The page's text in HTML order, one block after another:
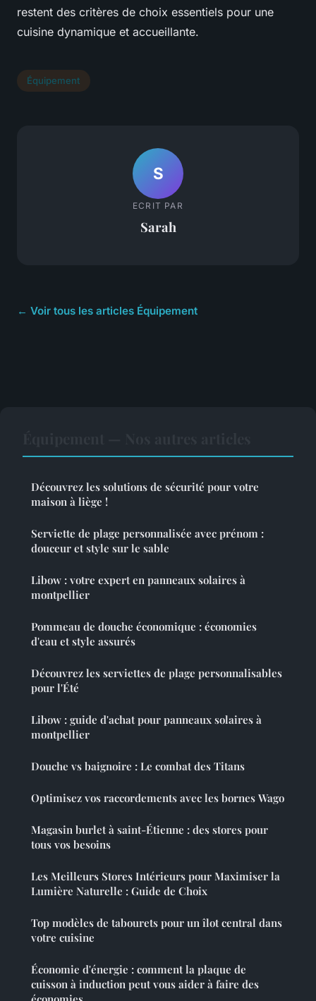
restent des critères de choix essentiels pour une
cuisine dynamique et accueillante.
Équipement
S
ECRIT PAR
Sarah
← Voir tous les articles Équipement
Découvrez les solutions de sécurité pour votre
maison à liège !
Serviette de plage personnalisée avec prénom :
douceur et style sur le sable
Libow : votre expert en panneaux solaires à
montpellier
Pommeau de douche économique : économies
d'eau et style assurés
Découvrez les serviettes de plage personnalisables
pour l'Été
Libow : guide d'achat pour panneaux solaires à
montpellier
Douche vs baignoire : Le combat des Titans
Optimisez vos raccordements avec les bornes Wago
Magasin burlet à saint-Étienne : des stores pour
tous vos besoins
Les Meilleurs Stores Intérieurs pour Maximiser la
Lumière Naturelle : Guide de Choix
Top modèles de tabourets pour un îlot central dans
votre cuisine
Économie d'énergie : comment la plaque de
cuisson à induction peut vous aider à faire des